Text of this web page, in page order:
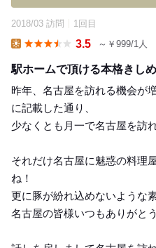
2018/03 訪問 1回目
3.5 ～￥999/1人
駅ホームで頂ける本格きし
昨年、名古屋を訪れる機会が
に記載した通り、
少なくとも月一で名古屋を訪
それだけ名古屋に魅惑の料理
ね！
更に豚が紛れ込めないような
名古屋の皆様いつもありがと